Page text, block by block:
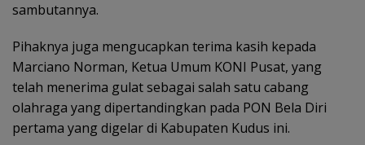
sambutannya.
Pihaknya juga mengucapkan terima kasih kepada
Marciano Norman, Ketua Umum KONI Pusat, yang
telah menerima gulat sebagai salah satu cabang
olahraga yang dipertandingkan pada PON Bela Diri
pertama yang digelar di Kabupaten Kudus ini.